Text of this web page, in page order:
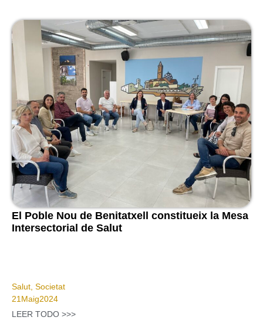
El Poble Nou de Benitatxell constitueix la Mesa
Intersectorial de Salut
Salut Societat
21 Maig2024
LEER TODO >>>